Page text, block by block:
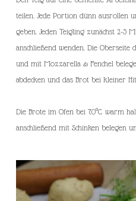
teilen. Jede Portion dünn ausrollen
geben. Jeden Teigling zunächst 2-3
anschließend wenden. Die Oberseite
und mit Mozzarella & Fenchel
abdecken und das Brot bei kleiner
Die Brote im Ofen bei 70°C warm
anschließend mit Schinken belegen